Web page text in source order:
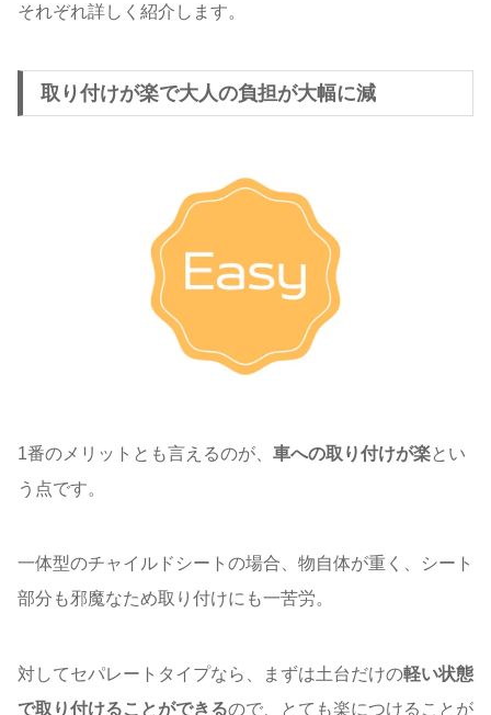
それぞれ詳しく紹介します。
取り付けが楽で大人の負担が大幅に減
1番のメリットとも言えるのが、 車への取り付けが楽とい
う点です。
一体型のチャイルドシートの場合、物自体が重く、シート
部分も邪魔なため取り付けにも一苦労。
対してセパレートタイプなら、まずは土台だけの軽い状態
で取り付けることができるので、とても楽につけることが